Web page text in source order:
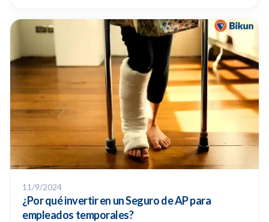
11/9/2024
¿Por qué invertir en un Seguro de AP para
empleados temporales?